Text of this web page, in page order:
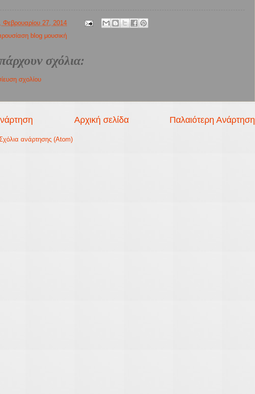
Φεβρουαρίου 27, 2014
blog μουσική
σχόλια:
σχολίου
Παλαιότερη Ανάρτηση
Αρχική σελίδα
ανάρτησης (Atom)